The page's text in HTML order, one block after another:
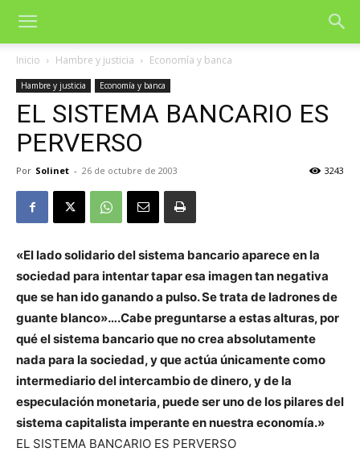
Inicio Hambre y justicia Economía y banca
Hambre y justicia Economía y banca
EL SISTEMA BANCARIO ES
PERVERSO
Por Solinet - 26 de octubre de 2003 3243
«El lado solidario del sistema bancario aparece en la
sociedad para intentar tapar esa imagen tan negativa
que se han ido ganando a pulso. Se trata de ladrones de
guante blanco»….Cabe preguntarse a estas alturas, por
qué el sistema bancario que no crea absolutamente
nada para la sociedad, y que actúa únicamente como
intermediario del intercambio de dinero, y de la
especulación monetaria, puede ser uno de los pilares del
sistema capitalista imperante en nuestra economía.»
EL SISTEMA BANCARIO ES PERVERSO